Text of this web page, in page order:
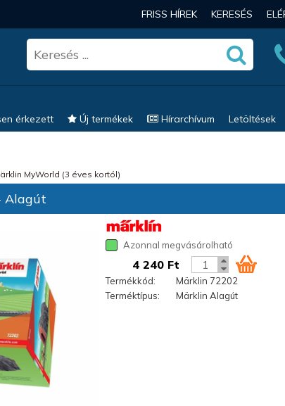
FRISS HÍREK KERESÉS
érkezett Új termékek Hírarchívum Letöltések
MyWorld (3 éves kortól)
Alagút
Azonnal megvásárolható
4 240 Ft
Termékkód:
Märklin 72202
Terméktípus:
Märklin Alagút